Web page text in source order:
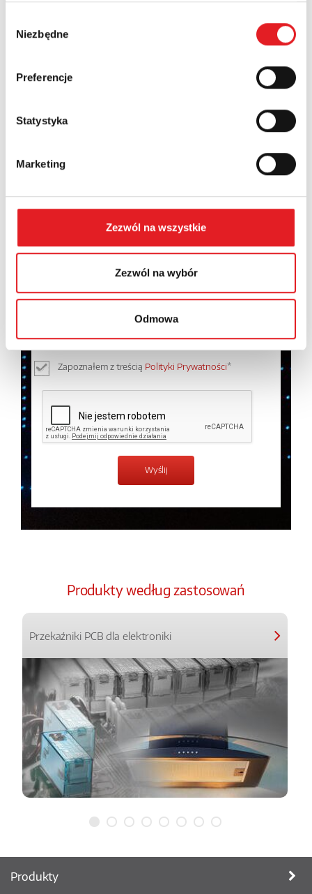
zgody
Niezbędne
Preferencje
Statystyka
Marketing
Zezwól na wszystkie
Zezwól na wybór
Odmowa
Numer telefonu:
Wyrażam zgodę na przetwarzanie moich danych
temat przetwarzania danych osobowych w
prywatności.*
Zapoznałem z treścią Polityki Prywatności*
Produkty według zastosowań
Przekaźniki PCB dla elektroniki
Produkty